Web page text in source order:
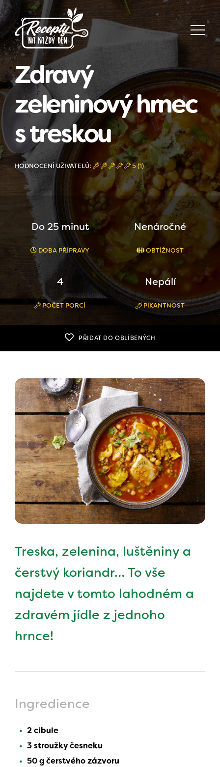
Zdravý
zeleninový hrnec
s treskou
HODNOCENÍ UŽIVATELŮ: 5 (1)
Do 25 minut
DOBA PŘÍPRAVY
Nenáročné
OBTÍŽNOST
4
POČET PORCÍ
Nepálí
PIKANTNOST
PŘIDAT DO OBLÍBENÝCH
Treska, zelenina, luštěniny a
čerstvý koriandr… To vše
najdete v tomto lahodném a
zdravém jídle z jednoho
hrnce!
Ingredience
2 cibule
3 stroužky česneku
50 g čerstvého zázvoru